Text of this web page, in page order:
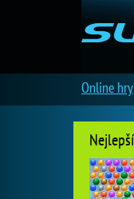
Online hry